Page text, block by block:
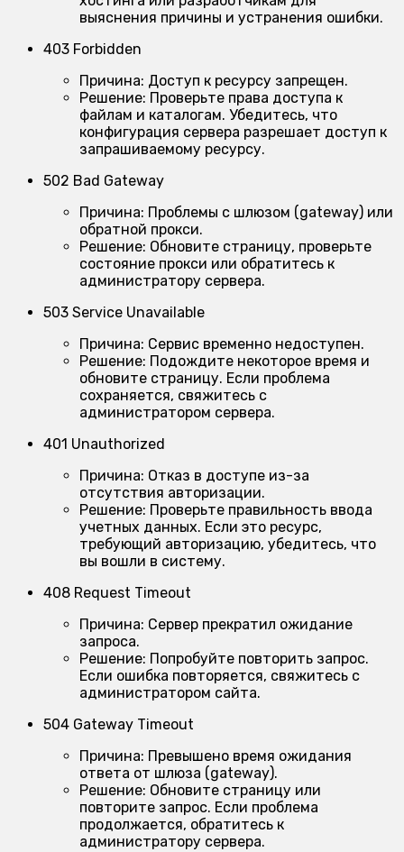
выяснения причины и устранения ошибки.
403 Forbidden
Причина: Доступ к ресурсу запрещен.
Решение: Проверьте права доступа к
файлам и каталогам. Убедитесь, что
конфигурация сервера разрешает доступ к
запрашиваемому ресурсу.
502 Bad Gateway
Причина: Проблемы с шлюзом (gateway) или
обратной прокси.
Решение: Обновите страницу, проверьте
состояние прокси или обратитесь к
администратору сервера.
503 Service Unavailable
Причина: Сервис временно недоступен.
Решение: Подождите некоторое время и
обновите страницу. Если проблема
сохраняется, свяжитесь с
администратором сервера.
401 Unauthorized
Причина: Отказ в доступе из-за
отсутствия авторизации.
Решение: Проверьте правильность ввода
учетных данных. Если это ресурс,
требующий авторизацию, убедитесь, что
вы вошли в систему.
408 Request Timeout
Причина: Сервер прекратил ожидание
запроса.
Решение: Попробуйте повторить запрос.
Если ошибка повторяется, свяжитесь с
администратором сайта.
504 Gateway Timeout
Причина: Превышено время ожидания
ответа от шлюза (gateway).
Решение: Обновите страницу или
повторите запрос. Если проблема
продолжается, обратитесь к
администратору сервера.